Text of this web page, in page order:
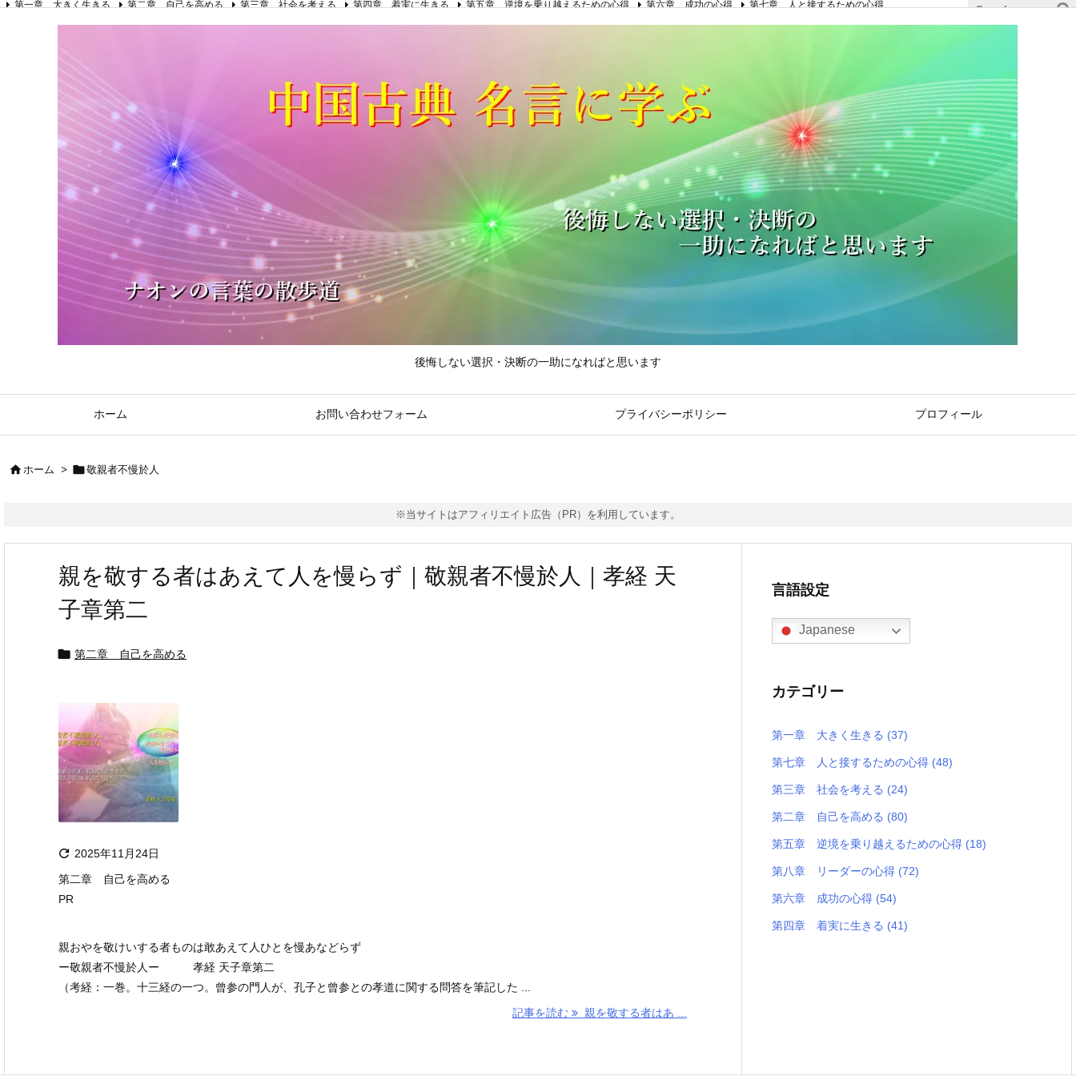
後悔しない選択・決断の一助になればと思います
ホーム お問い合わせフォーム プライバシーポリシー プロフィール
第一章 大きく生きる 第二章 自己を高める 第三章 社会を考える 第四章 着実に生きる 第五章 逆境を乗り越えるための心得 第六章 成功の心得
第七章 人と接するための心得
ホーム > 敬親者不慢於人
※当サイトはアフィリエイト広告（PR）を利用しています。
親を敬する者はあえて人を慢らず｜敬親者不慢於人｜孝経 天
子章第二
 第二章 自己を高める
 2025年11月24日
第二章 自己を高める
PR
親おやを敬けいする者ものは敢あえて人ひとを慢あなどらず
ー敬親者不慢於人ー 孝経 天子章第二
（考経：一巻。十三経の一つ。曾参の門人が、孔子と曾参との孝道に関する問答を筆記した ...
記事を読む
親を敬する者はあ ...
言語設定
Japanese
カテゴリー
第一章 大きく生きる (37)
第七章 人と接するための心得 (48)
第三章 社会を考える (24)
第二章 自己を高める (80)
第五章 逆境を乗り越えるための心得 (18)
第八章 リーダーの心得 (72)
第六章 成功の心得 (54)
第四章 着実に生きる (41)